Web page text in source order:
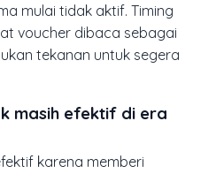
mulai tidak aktif. Timing
voucher dibaca sebagai
tekanan untuk segera
masih efektif di era
karena memberi